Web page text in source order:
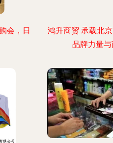
会，日
鸿升商贸 承载北
品牌力量